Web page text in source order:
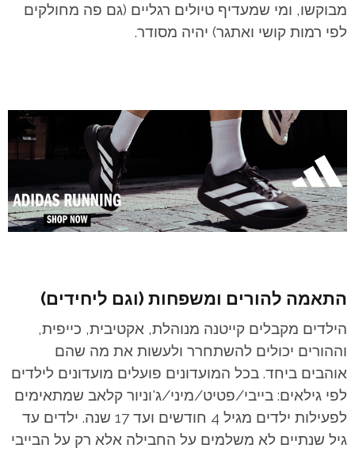
מבוקשו, ומי שמעדיף טיולים רגליים (גם פה מחולקים
לפי רמות קושי ואתגר) יהיה מסודר.
התאמה להורים ומשפחות (וגם ליחידים)
הילדים מקבלים קייטנה מנוהלת, אקטיבית, כייפית,
וההורים יכולים להשתחרר ולעשות את מה שהם
אוהבים ביחד. בכל המועדונים פועלים מועדונים לילדים
לפי גילאים: בייבי/פטיט/מיני/ג'וניור קלאב שמתאימים
לפעילות ילדים מגיל 4 חודשים ועד 17 שנה. ילדים עד
גיל שנתיים לא משלמים על החבילה אלא רק על הבייבי